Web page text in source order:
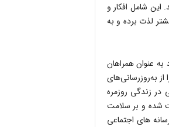
شامل افکار و
لذت برده و به
عنوان همراهان
به‌روزرسانی‌های
در زندگی روزمره
شده و بر سلامت
های اجتماعی